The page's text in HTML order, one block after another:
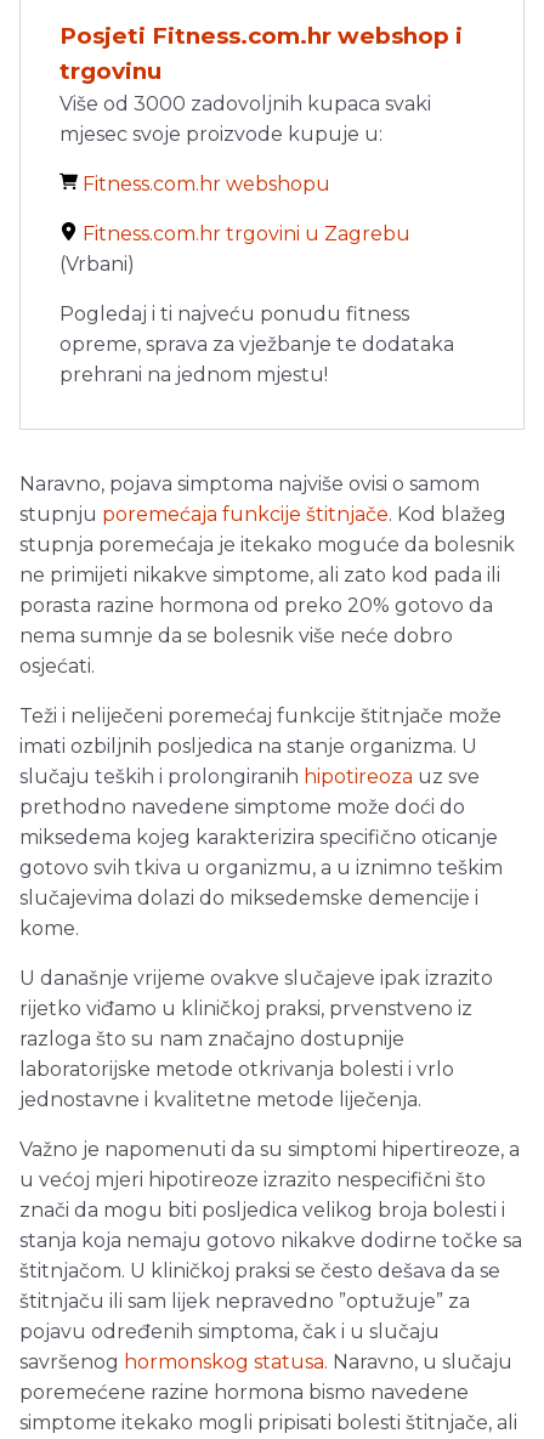
Posjeti Fitness.com.hr webshop i
trgovinu
Više od 3000 zadovoljnih kupaca svaki
mjesec svoje proizvode kupuje u:
Fitness.com.hr webshopu
Fitness.com.hr trgovini u Zagrebu
(Vrbani)
Pogledaj i ti najveću ponudu fitness
opreme, sprava za vježbanje te dodataka
prehrani na jednom mjestu!
Naravno, pojava simptoma najviše ovisi o samom
stupnju poremećaja funkcije štitnjače. Kod blažeg
stupnja poremećaja je itekako moguće da bolesnik
ne primijeti nikakve simptome, ali zato kod pada ili
porasta razine hormona od preko 20% gotovo da
nema sumnje da se bolesnik više neće dobro
osjećati.
Teži i neliječeni poremećaj funkcije štitnjače može
imati ozbiljnih posljedica na stanje organizma. U
slučaju teških i prolongiranih hipotireoza uz sve
prethodno navedene simptome može doći do
miksedema kojeg karakterizira specifično oticanje
gotovo svih tkiva u organizmu, a u iznimno teškim
slučajevima dolazi do miksedemske demencije i
kome.
U današnje vrijeme ovakve slučajeve ipak izrazito
rijetko viđamo u kliničkoj praksi, prvenstveno iz
razloga što su nam značajno dostupnije
laboratorijske metode otkrivanja bolesti i vrlo
jednostavne i kvalitetne metode liječenja.
Važno je napomenuti da su simptomi hipertireoze, a
u većoj mjeri hipotireoze izrazito nespecifični što
znači da mogu biti posljedica velikog broja bolesti i
stanja koja nemaju gotovo nikakve dodirne točke sa
štitnjačom. U kliničkoj praksi se često dešava da se
štitnjaču ili sam lijek nepravedno ”optužuje” za
pojavu određenih simptoma, čak i u slučaju
savršenog hormonskog statusa. Naravno, u slučaju
poremećene razine hormona bismo navedene
simptome itekako mogli pripisati bolesti štitnjače, ali